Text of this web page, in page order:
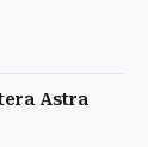
Astra